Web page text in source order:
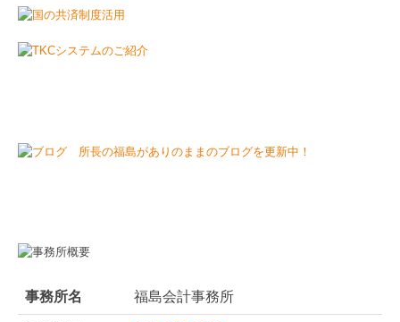
事務所名 福島会計事務所